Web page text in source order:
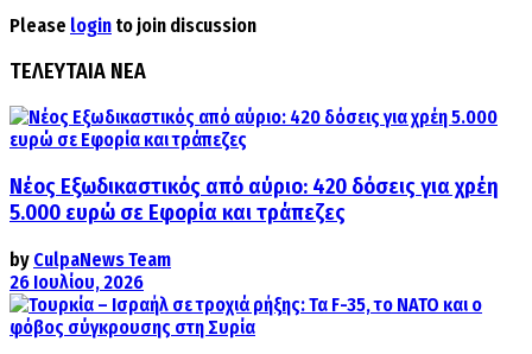
Please login to join discussion
ΤΕΛΕΥΤΑΙΑ ΝΕΑ
Νέος Εξωδικαστικός από αύριο: 420 δόσεις για χρέη
5.000 ευρώ σε Εφορία και τράπεζες
by CulpaNews Team
26 Ιουλίου, 2026